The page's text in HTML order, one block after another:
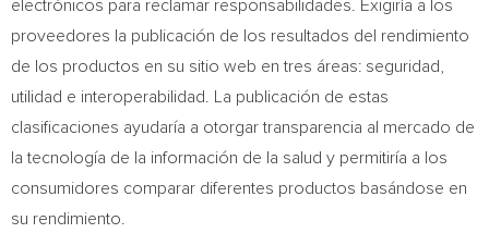
electrónicos para reclamar responsabilidades. Exigiría a los
proveedores la publicación de los resultados del rendimiento
de los productos en su sitio web en tres áreas: seguridad,
utilidad e interoperabilidad. La publicación de estas
clasificaciones ayudaría a otorgar transparencia al mercado de
la tecnología de la información de la salud y permitiría a los
consumidores comparar diferentes productos basándose en
su rendimiento.